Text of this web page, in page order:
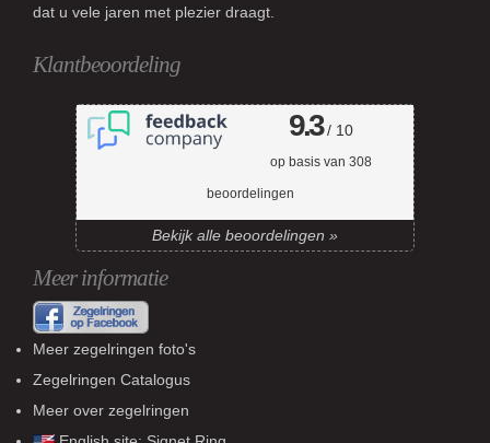
dat u vele jaren met plezier draagt.
Klantbeoordeling
9.3/ 10
op basis van 308
beoordelingen
Bekijk alle beoordelingen »
Meer informatie
Meer zegelringen foto's
Zegelringen Catalogus
Meer over zegelringen